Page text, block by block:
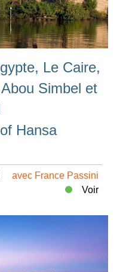
Le Caire,
Simbel et
Hansa
avec France Passini
Voir